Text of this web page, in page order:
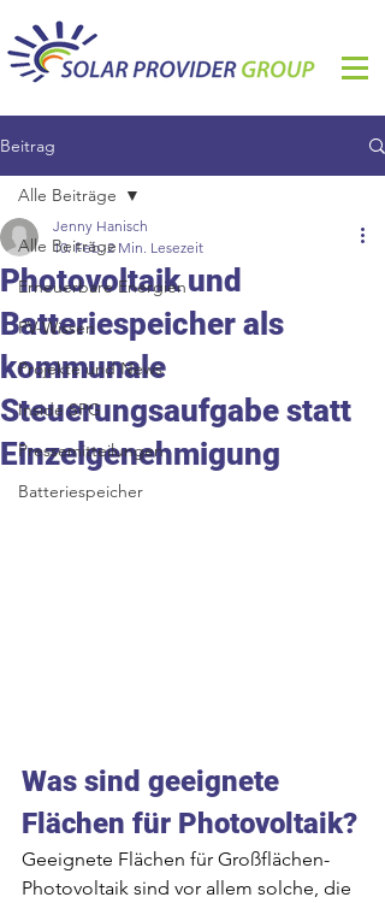
Beitrag
Alle Beiträge
Erneuerbare Energien
PV-Wissen
Projekte und News
Inside SPG
Pressemitteilungen
Batteriespeicher
Alle Beiträge
Photovoltaik und
Batteriespeicher als
kommunale
Steuerungsaufgabe statt
Einzelgenehmigung
Jenny Hanisch
10. Feb. 2 Min. Lesezeit
Was sind geeignete
Flächen für Photovoltaik?
Geeignete Flächen für Großflächen-
Photovoltaik sind vor allem solche, die